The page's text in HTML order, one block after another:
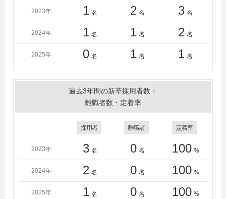
2023年 1 名 2 名 3 名
2024年 1 名 1 名 2 名
2025年 0 名 1 名 1 名
過去3年間の新卒採用者数・
離職者数・定着率
採用者 離職者 定着率
2023年 3 名 0 名 100 %
2024年 2 名 0 名 100 %
2025年 1 名 0 名 100 %